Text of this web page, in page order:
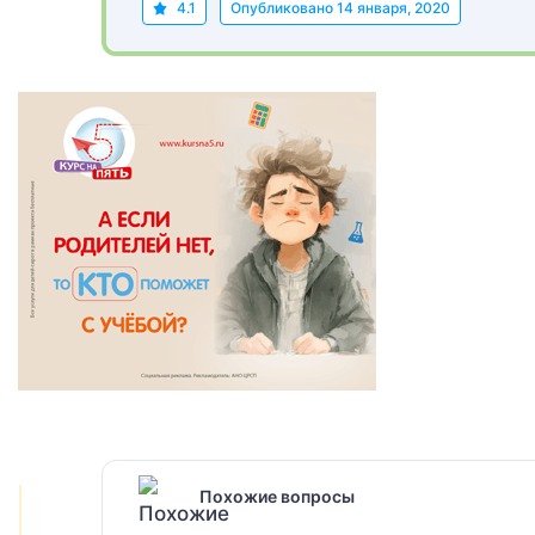
4.1 Опубликовано 14 января, 2020
Похожие вопросы